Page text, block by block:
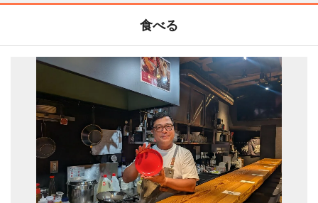
食べる